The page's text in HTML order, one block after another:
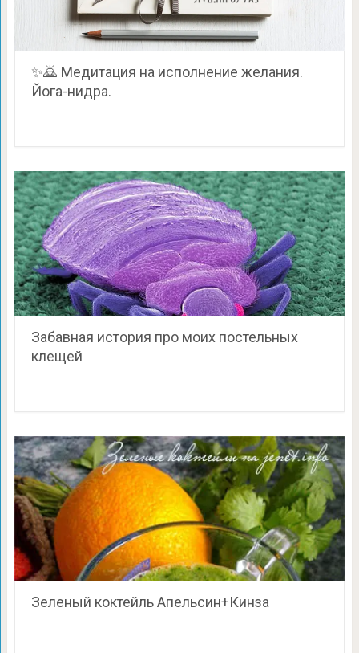
✨🙇 Медитация на исполнение желания.
Йога-нидра.
Забавная история про моих постельных
клещей
Зеленый коктейль Апельсин+Кинза